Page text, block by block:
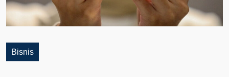
Bisnis